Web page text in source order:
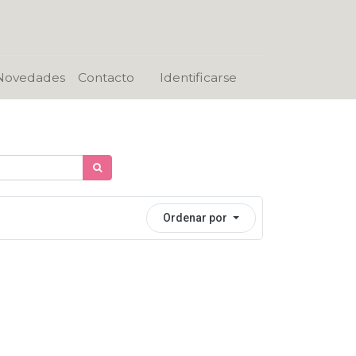
Contacto Identificarse
Ordenar por